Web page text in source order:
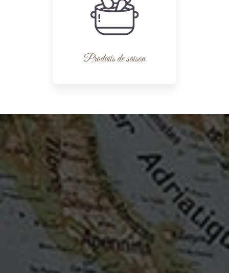
Produits de saison